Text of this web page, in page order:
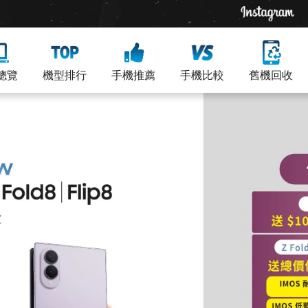
覽 機型排行 手機推薦 手機比較 舊機回收